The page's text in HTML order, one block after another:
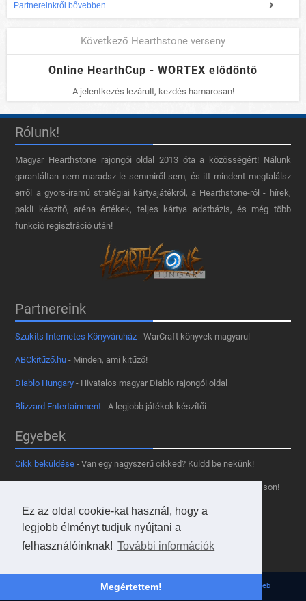
Ez az oldal cookie-kat használ, hogy a
legjobb élményt tudjuk nyújtani a
felhasználóinknak! További információk
Megértettem!
Partnereinkről bővebben
Következő Hearthstone verseny
Online HearthCup - WORTEX elődöntő
A jelentkezés lezárult, kezdés hamarosan!
Rólunk!
Magyar Hearthstone​ rajongói oldal 2013 óta a közösségért! Nálunk
garantáltan nem maradsz le semmiről sem, és itt mindent megtalálsz
erről a gyors-iramú stratégiai kártyajátékról, a Hearthstone-ról - hírek,
pakli készítő, aréna értékek, teljes kártya adatbázis, és még több
funkció regisztráció után!
Partnereink
Szukits Internetes Könyváruház - WarCraft könyvek magyarul
ABCkitűző.hu - Minden, ami kitűző!
Diablo Hungary - Hivatalos magyar Diablo rajongói oldal
Blizzard Entertainment - A legjobb játékok készítői
Egyebek
Cikk beküldése - Van egy nagyszerű cikked? Küldd be nekünk!
- Tetszik az oldal? Segíts, hogy fennmaradhasson!
Kapcsolat, médiaajánlat- Lépj velünk kapcsolatba!
Használd a tooltipünket- A saját oldaladon is!
© 2013 - 2026 Hearthstone Hungary v31.3.0. - Borovi Bence | Powered by JsWeb